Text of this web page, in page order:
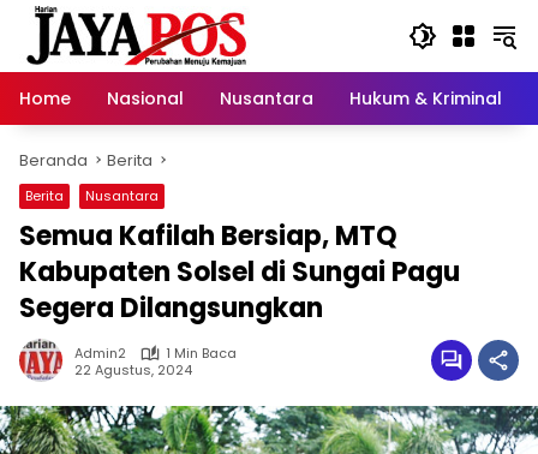
Langsung
konten
Home
Nasional Nusantara Hukum & Kriminal
Beranda Berita
Berita Nusantara
Semua Kafilah Bersiap, MTQ
Kabupaten Solsel di Sungai Pagu
Segera Dilangsungkan
Admin2
1 Min Baca
22 Agustus, 2024